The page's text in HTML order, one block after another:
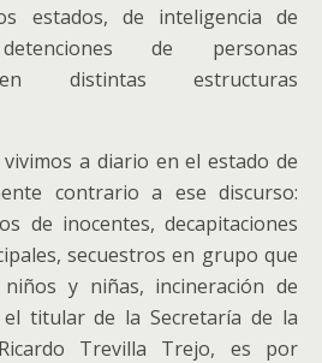
estados, de inteligencia de
de personas
en distintas estructuras
a diario en el estado de
contrario a ese discurso:
de inocentes, decapitaciones
secuestros en grupo que
y niñas, incineración de
titular de la Secretaría de la
Trevilla Trejo, es por